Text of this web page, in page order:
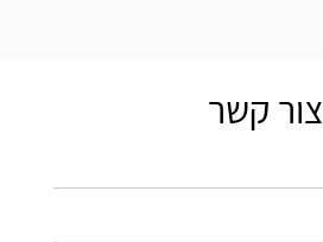
צור קשר